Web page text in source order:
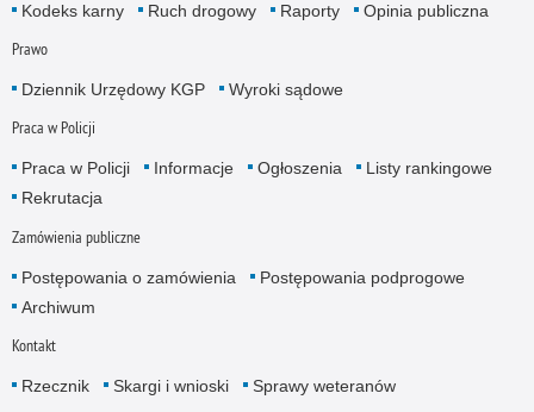
Kodeks karny
Ruch drogowy Raporty Opinia publiczna
Prawo
Dziennik Urzędowy KGP Wyroki sądowe
Praca w Policji
Praca w Policji Informacje Ogłoszenia
Listy rankingowe
Rekrutacja
Zamówienia publiczne
Postępowania o zamówienia
Postępowania podprogowe
Archiwum
Kontakt
Rzecznik Skargi i wnioski Sprawy weteranów